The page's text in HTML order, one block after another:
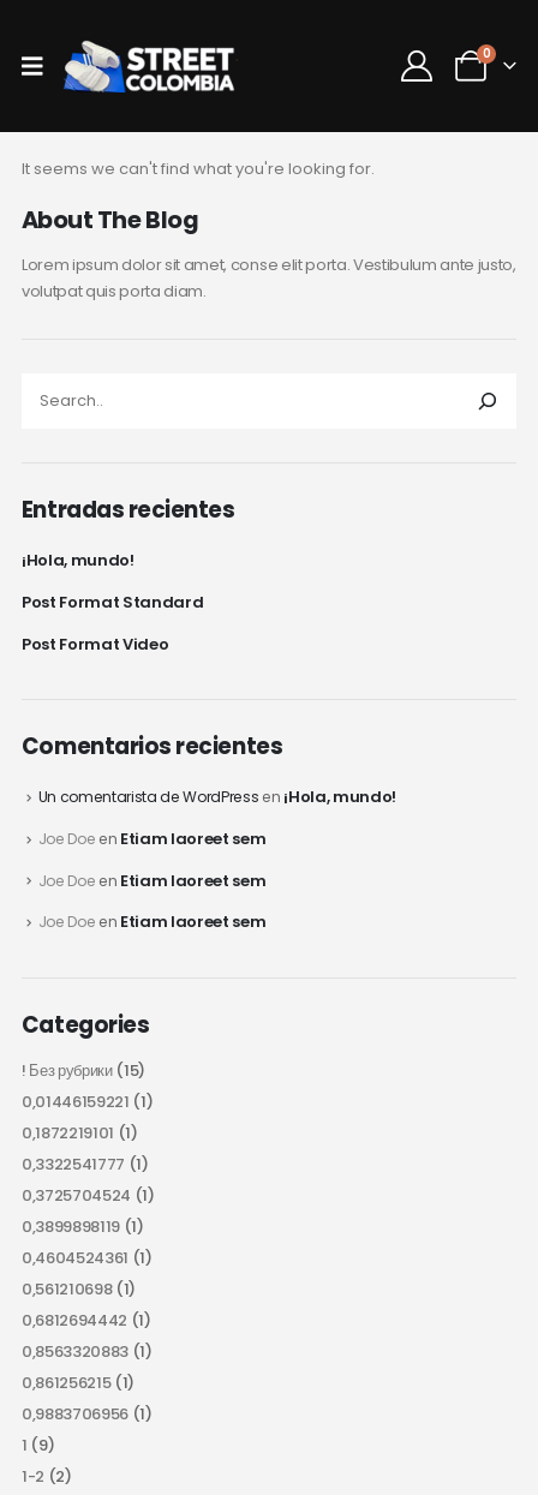
0
It seems we can't find what you're looking for.
About The Blog
Lorem ipsum dolor sit amet, conse elit porta. Vestibulum ante justo,
volutpat quis porta diam.
Entradas recientes
¡Hola, mundo!
Post Format Standard
Post Format Video
Comentarios recientes
Un comentarista de WordPress en ¡Hola, mundo!
Joe Doe en Etiam laoreet sem
Joe Doe en Etiam laoreet sem
Joe Doe en Etiam laoreet sem
Categories
! Без рубрики(15)
0,01446159221 (1)
0,1872219101 (1)
0,3322541777 (1)
0,3725704524 (1)
0,3899898119 (1)
0,4604524361 (1)
0,561210698(1)
0,6812694442 (1)
0,8563320883 (1)
0,861256215(1)
0,9883706956 (1)
1 (9)
1-2 (2)